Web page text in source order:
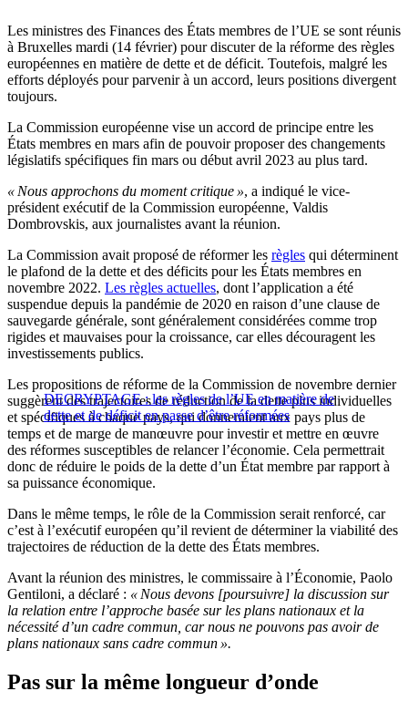
Les ministres des Finances des États membres de l’UE se sont réunis
à Bruxelles mardi (14 février) pour discuter de la réforme des règles
européennes en matière de dette et de déficit. Toutefois, malgré les
efforts déployés pour parvenir à un accord, leurs positions divergent
toujours.
La Commission européenne vise un accord de principe entre les
États membres en mars afin de pouvoir proposer des changements
législatifs spécifiques fin mars ou début avril 2023 au plus tard.
« Nous approchons du moment critique », a indiqué le vice-
président exécutif de la Commission européenne, Valdis
Dombrovskis, aux journalistes avant la réunion.
La Commission avait proposé de réformer les règles qui déterminent
le plafond de la dette et des déficits pour les États membres en
novembre 2022. Les règles actuelles, dont l’application a été
suspendue depuis la pandémie de 2020 en raison d’une clause de
sauvegarde générale, sont généralement considérées comme trop
rigides et mauvaises pour la croissance, car elles découragent les
investissements publics.
DECRYPTAGE : les règles de l’UE en matière de
dette et de déficit en passe d’être réformées
Les propositions de réforme de la Commission de novembre dernier
suggèrent des trajectoires de réduction de la dette plus individuelles
et spécifiques à chaque pays, qui donneraient aux pays plus de
temps et de marge de manœuvre pour investir et mettre en œuvre
des réformes susceptibles de relancer l’économie. Cela permettrait
donc de réduire le poids de la dette d’un État membre par rapport à
sa puissance économique.
Dans le même temps, le rôle de la Commission serait renforcé, car
c’est à l’exécutif européen qu’il revient de déterminer la viabilité des
trajectoires de réduction de la dette des États membres.
Avant la réunion des ministres, le commissaire à l’Économie, Paolo
Gentiloni, a déclaré : « Nous devons [poursuivre] la discussion sur
la relation entre l’approche basée sur les plans nationaux et la
nécessité d’un cadre commun, car nous ne pouvons pas avoir de
plans nationaux sans cadre commun ».
Pas sur la même longueur d’onde